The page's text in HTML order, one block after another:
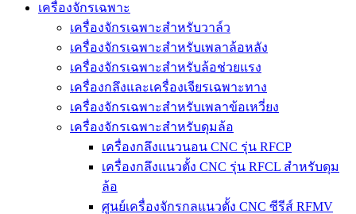
เครื่องจักรเฉพาะ
เครื่องจักรเฉพาะสำหรับวาล์ว
เครื่องจักรเฉพาะสำหรับเพลาล้อหลัง
เครื่องจักรเฉพาะสำหรับล้อช่วยแรง
เครื่องกลึงและเครื่องเจียรเฉพาะทาง
เครื่องจักรเฉพาะสำหรับเพลาข้อเหวี่ยง
เครื่องจักรเฉพาะสำหรับดุมล้อ
เครื่องกลึงแนวนอน CNC รุ่น RFCP
เครื่องกลึงแนวตั้ง CNC รุ่น RFCL สำหรับดุม
ล้อ
ศูนย์เครื่องจักรกลแนวตั้ง CNC ซีรีส์ RFMV